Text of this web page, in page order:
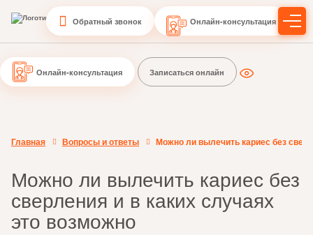
Обратный звонок Онлайн-консультация
Онлайн-консультация Записаться онлайн
Главная Вопросы и ответы Можно ли вылечить кариес без
Можно ли вылечить кариес без
сверления и в каких случаях
это возможно